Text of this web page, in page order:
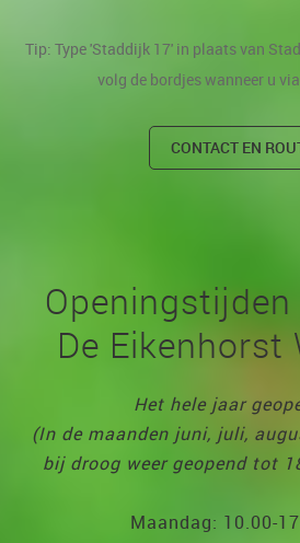
Tip: Type 'Staddijk 17' in plaats van
volg de bordjes wanneer u
CONTACT EN
De Eikenhorst
Het hele jaar
(In de maanden juni, juli,
bij droog weer geopend tot
Maandag: 10.00-